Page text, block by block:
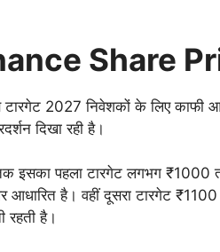
Share
2027 निवेशकों के लिए काफी
दिखा रही है।
इसका पहला टारगेट लगभग
है। वहीं दूसरा टारगेट
रहती है।